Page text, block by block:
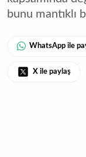
bunu mantıklı
WhatsApp ile
X ile paylaş